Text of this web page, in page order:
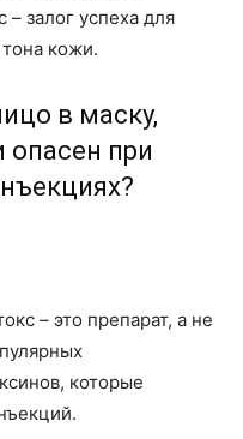
залог успеха для
кожи.
в маску,
при
– это препарат, а не
которые